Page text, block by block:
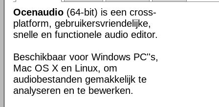
Ocenaudio (64-bit) is een cross-
platform, gebruikersvriendelijke,
snelle en functionele audio editor.
Beschikbaar voor Windows PC''s,
Mac OS X en Linux, om
audiobestanden gemakkelijk te
analyseren en te bewerken.